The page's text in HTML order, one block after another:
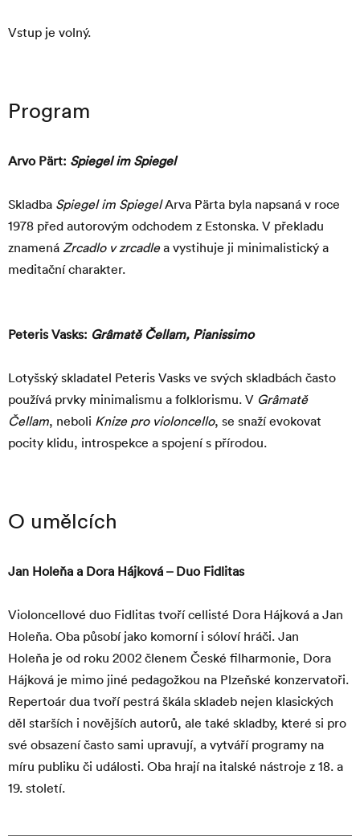
Vstup je volný.
Program
Arvo Pärt: Spiegel im Spiegel
Skladba Spiegel im SpiegelArva Pärta byla napsaná v roce
1978 před autorovým odchodem z Estonska. V překladu
znamená Zrcadlo v zrcadlea vystihuje ji minimalistický a
meditační charakter.
Peteris Vasks: Grâmatě Čellam, Pianissimo
Lotyšský skladatel Peteris Vasks ve svých skladbách často
používá prvky minimalismu a folklorismu. V Grâmatě
Čellam, neboli Knize pro violoncello, se snaží evokovat
pocity klidu, introspekce a spojení s přírodou.
O umělcích
Jan Holeňa a Dora Hájková –⁠⁠⁠⁠ Duo Fidlitas
Violoncellové duo Fidlitas tvoří cellisté Dora Hájková a Jan
Holeňa. Oba působí jako komorní i sóloví hráči. Jan
Holeňa je od roku 2002 členem České filharmonie, Dora
Hájková je mimo jiné pedagožkou na Plzeňské konzervatoři.
Repertoár dua tvoří pestrá škála skladeb nejen klasických
děl starších i novějších autorů, ale také skladby, které si pro
své obsazení často sami upravují, a vytváří programy na
míru publiku či události. Oba hrají na italské nástroje z 18. a
19. století.